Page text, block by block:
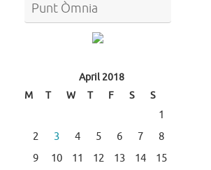
Punt Òmnia
April 2018
M
T W T F S S
1
2
3 4 5 6 7
8
9
10 11 12 13 14
15